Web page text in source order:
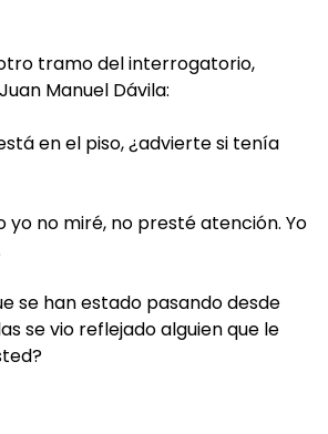
tramo del interrogatorio,
Manuel Dávila:
en el piso, ¿advierte si tenía
yo no miré, no presté atención. Yo
se han estado pasando desde
se vio reflejado alguien que le